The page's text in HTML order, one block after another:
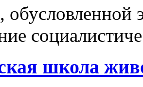
обусловленной
школа